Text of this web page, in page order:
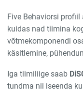
Five Behaviorsi
kuidas nad tiimina
võtmekomponendi
käsitlemine,
Iga tiimiliige saab
tundma nii iseenda